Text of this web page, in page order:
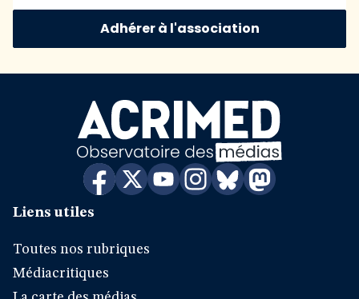
Adhérer à l'association
Liens utiles
Toutes nos rubriques
Médiacritiques